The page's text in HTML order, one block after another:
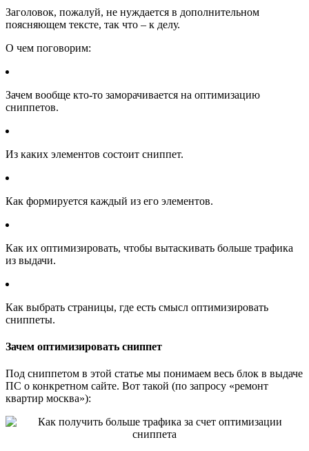
Заголовок, пожалуй, не нуждается в дополнительном
поясняющем тексте, так что – к делу.
О чем поговорим:
Зачем вообще кто-то заморачивается на оптимизацию
сниппетов.
Из каких элементов состоит сниппет.
Как формируется каждый из его элементов.
Как их оптимизировать, чтобы вытаскивать больше трафика
из выдачи.
Как выбрать страницы, где есть смысл оптимизировать
сниппеты.
Зачем оптимизировать сниппет
Под сниппетом в этой статье мы понимаем весь блок в выдаче
ПС о конкретном сайте. Вот такой (по запросу «ремонт
квартир москва»):